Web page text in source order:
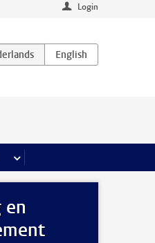
Login
& Marketing pagina’s
meer Veiligheid pagina’s
en